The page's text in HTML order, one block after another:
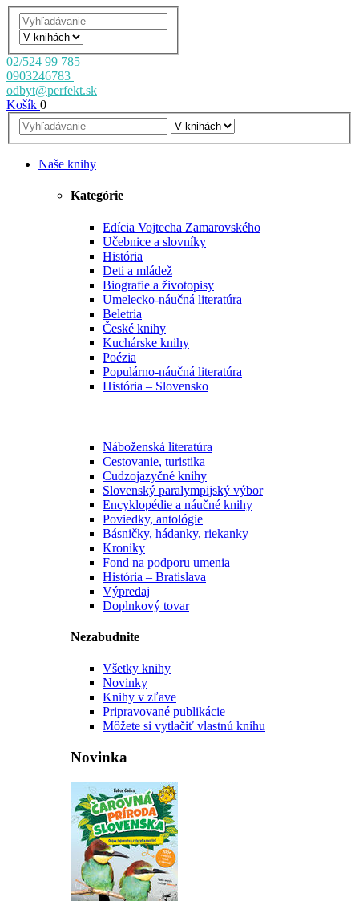
02/524 99 785
0903246783
odbyt@perfekt.sk
Košík 0
Naše knihy
Kategórie
Edícia Vojtecha Zamarovského
Učebnice a slovníky
História
Deti a mládež
Biografie a životopisy
Umelecko-náučná literatúra
Beletria
České knihy
Kuchárske knihy
Poézia
Populárno-náučná literatúra
História – Slovensko
Náboženská literatúra
Cestovanie, turistika
Cudzojazyčné knihy
Slovenský paralympijský výbor
Encyklopédie a náučné knihy
Poviedky, antológie
Básničky, hádanky, riekanky
Kroniky
Fond na podporu umenia
História – Bratislava
Výpredaj
Doplnkový tovar
Nezabudnite
Všetky knihy
Novinky
Knihy v zľave
Pripravované publikácie
Môžete si vytlačiť vlastnú knihu
Novinka